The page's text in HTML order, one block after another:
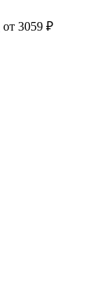
от 3059 ₽